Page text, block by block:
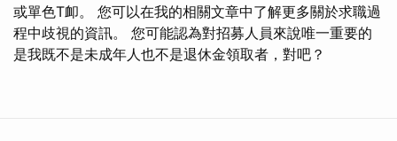
或單色T卹。 您可以在我的相關文章中了解更多關於求職過
程中歧視的資訊。 您可能認為對招募人員來說唯一重要的
是我既不是未成年人也不是退休金領取者，對吧？